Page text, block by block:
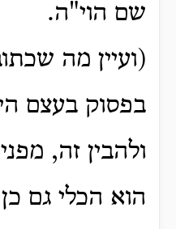
שם הוי"ה.
(ועיין מה
בפסוק בעצם
ולהבין זה,
הוא הכלי גם